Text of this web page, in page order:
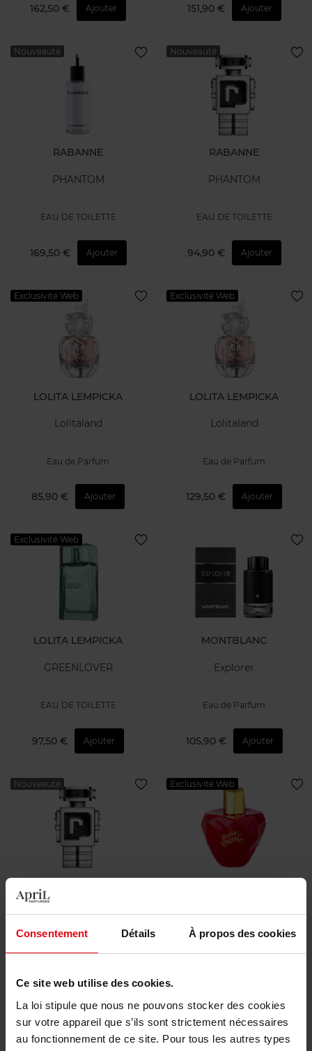
Consentement Détails À propos des cookies
Ce site web utilise des cookies.
La loi stipule que nous ne pouvons stocker des cookies
sur votre appareil que s’ils sont strictement nécessaires
au fonctionnement de ce site. Pour tous les autres types
162,50 € Ajouter 151,90 € Ajouter
Nouveauté
RABANNE
PHANTOM
EAU DE TOILETTE
169,50 € Ajouter
Nouveauté
RABANNE
PHANTOM
EAU DE TOILETTE
94,90 € Ajouter
Exclusivité Web
LOLITA LEMPICKA
Lolitaland
Eau de Parfum
85,90 € Ajouter
Exclusivité Web
LOLITA LEMPICKA
Lolitaland
Eau de Parfum
129,50 € Ajouter
Exclusivité Web
LOLITA LEMPICKA
GREENLOVER
EAU DE TOILETTE
97,50 € Ajouter
MONTBLANC
Explorer
Eau de Parfum
105,90 € Ajouter
Nouveauté
PHANTOM
129,90 € Ajouter
Exclusivité Web
So Sweet
En rupture
Nouveauté
En rupture
Nouveauté